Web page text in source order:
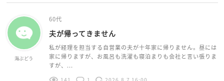
海ぶどう
60代
夫が帰ってきません
私が経理を担当する自営業の夫が十年家に帰りません。昼には
家に帰りますが、お風呂も洗濯も寝泊まりも会社と言い張りま
すが、...